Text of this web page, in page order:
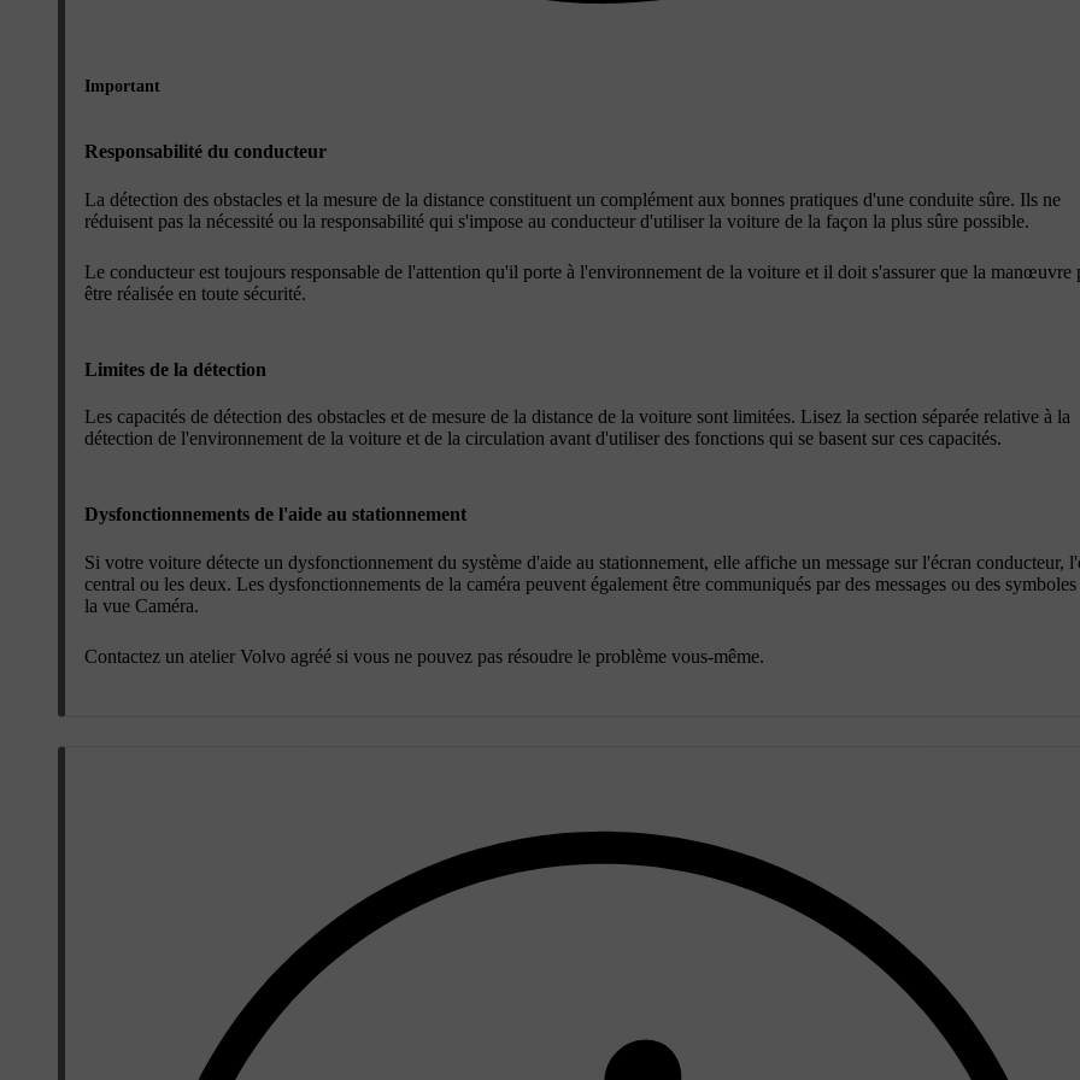
Important
Responsabilité du conducteur
La détection des obstacles et la mesure de la distance constituent un complément aux bonnes pratiques d'une conduite sûre. Ils ne
réduisent pas la nécessité ou la responsabilité qui s'impose au conducteur d'utiliser la voiture de la façon la plus sûre possible.
Le conducteur est toujours responsable de l'attention qu'il porte à l'environnement de la voiture et il doit s'assurer que la manœuvre
être réalisée en toute sécurité.
Limites de la détection
Les capacités de détection des obstacles et de mesure de la distance de la voiture sont limitées. Lisez la section séparée relative à la
détection de l'environnement de la voiture et de la circulation avant d'utiliser des fonctions qui se basent sur ces capacités.
Dysfonctionnements de l'aide au stationnement
Si votre voiture détecte un dysfonctionnement du système d'aide au stationnement, elle affiche un message sur l'écran conducteur,
central ou les deux. Les dysfonctionnements de la caméra peuvent également être communiqués par des messages ou des symboles
la vue Caméra.
Contactez un atelier Volvo agréé si vous ne pouvez pas résoudre le problème vous-même.